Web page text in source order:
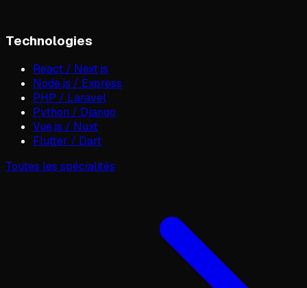
Technologies
React / Next.js
Node.js / Express
PHP / Laravel
Python / Django
Vue.js / Nuxt
Flutter / Dart
Toutes les spécialités